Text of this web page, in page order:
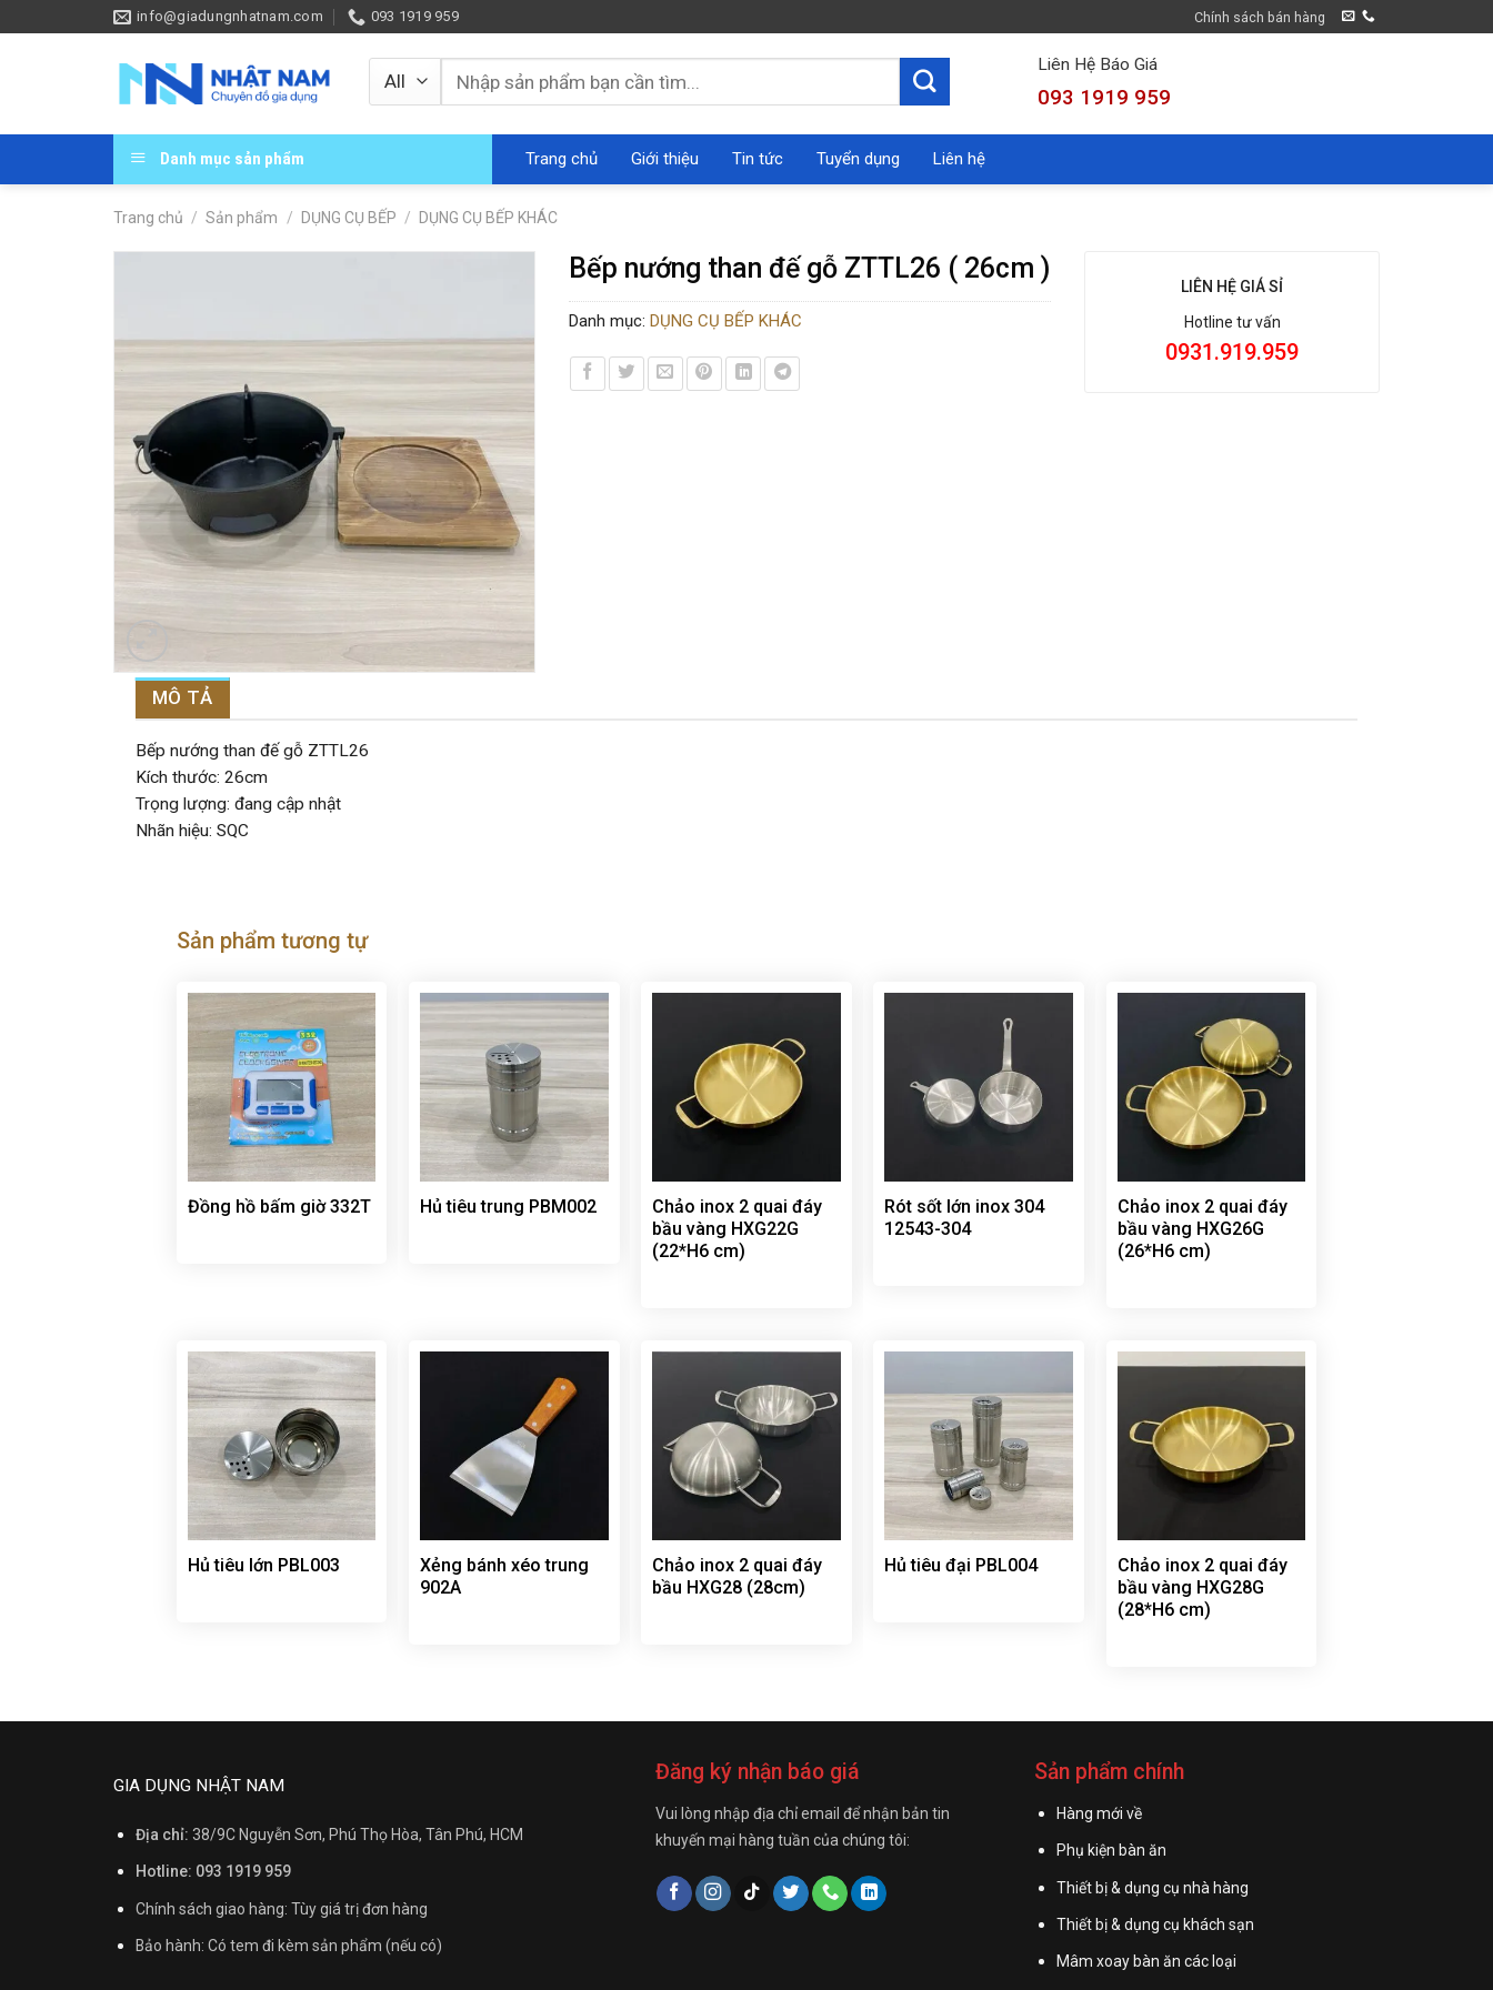
to
info@giadungnhatnam.com 093 1919 959 Chính sách bán hàng
Tìm
kiếm:
Liên Hệ Báo Giá
093 1919 959
Danh mục sản phẩm Trang chủ Giới thiệu Tin tức Tuyển dụng Liên hệ
Trang chủ / Sản phẩm / DỤNG CỤ BẾP / DỤNG CỤ BẾP KHÁC
Bếp nướng than đế gỗ ZTTL26 ( 26cm )
Danh mục: DỤNG CỤ BẾP KHÁC
LIÊN HỆ GIÁ SỈ
Hotline tư vấn
0931.919.959
MÔ TẢ
Bếp nướng than đế gỗ ZTTL26
Kích thước: 26cm
Trọng lượng: đang cập nhật
Nhãn hiệu: SQC
Sản phẩm tương tự
Đồng hồ bấm giờ 332T Hủ tiêu trung PBM002
Chảo inox 2 quai đáy
bầu vàng HXG22G
(22*H6 cm)
Rót sốt lớn inox 304
12543-304
Chảo inox 2 quai đáy
bầu vàng HXG26G
(26*H6 cm)
Hủ tiêu lớn PBL003
Xẻng bánh xéo trung
902A
Chảo inox 2 quai đáy
bầu HXG28 (28cm)
Hủ tiêu đại PBL004
Chảo inox 2 quai đáy
bầu vàng HXG28G
(28*H6 cm)
GIA DỤNG NHẬT NAM
Địa chỉ: 38/9C Nguyễn Sơn, Phú Thọ Hòa, Tân Phú, HCM
Hotline: 093 1919 959
Chính sách giao hàng: Tùy giá trị đơn hàng
Bảo hành: Có tem đi kèm sản phẩm (nếu có)
Đăng ký nhận báo giá
Vui lòng nhập địa chỉ email để nhận bản tin
khuyến mại hàng tuần của chúng tôi:
Sản phẩm chính
Hàng mới về
Phụ kiện bàn ăn
Thiết bị & dụng cụ nhà hàng
Thiết bị & dụng cụ khách sạn
Mâm xoay bàn ăn các loại